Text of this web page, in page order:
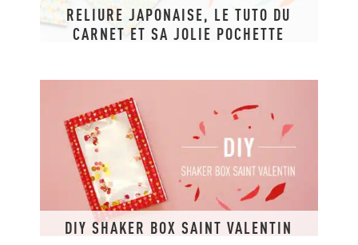
RELIURE JAPONAISE, LE TUTO DU
CARNET ET SA JOLIE POCHETTE
DIY SHAKER BOX SAINT VALENTIN